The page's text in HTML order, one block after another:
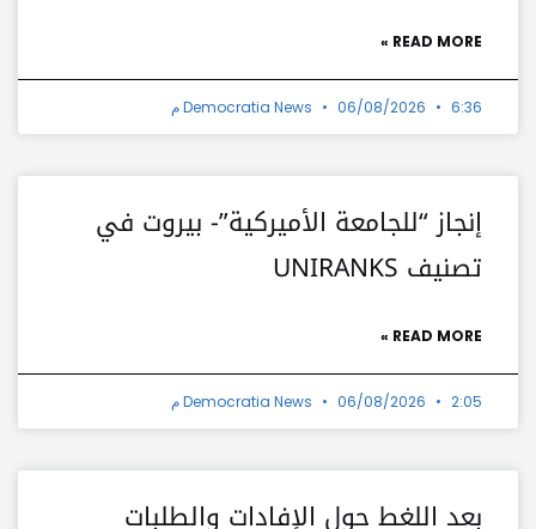
READ MORE »
Democratia News 06/08/2026 6:36 م
إنجاز “للجامعة الأميركية”- بيروت في
تصنيف UNIRANKS
READ MORE »
Democratia News 06/08/2026 2:05 م
بعد اللغط حول الإفادات والطلبات